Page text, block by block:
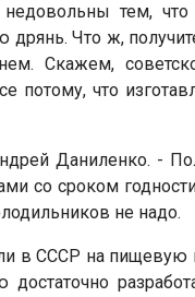
недовольны тем,
Что ж,
Скажем,
потому, что
Даниленко. -
со сроком
не надо.
в СССР на